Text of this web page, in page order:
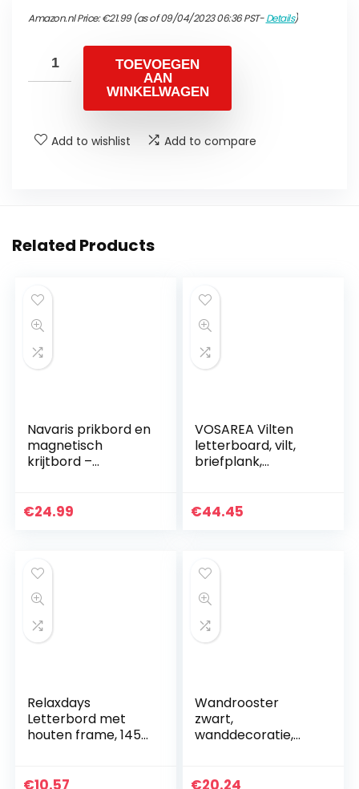
Amazon.nl Price:€21.99(as of 09/04/2023 06:36 PST-Details)
TOEVOEGEN
AAN
WINKELWAGEN
Add to wishlist Add to compare
Related Products
Navaris prikbord en
magnetisch
krijtbord –
Wandbord 60 x 45
€24.99
VOSAREA Vilten
letterboard, vilt,
briefplank,
met standaard,
€44.45
Relaxdays
Letterbord met
houten frame, 145
groefbord om te
€10.57
Wandrooster
zwart,
wanddecoratie,
het-zelf ijzeren
€20.24